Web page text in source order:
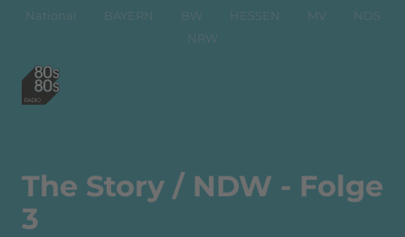
National BAYERN BW HESSEN MV
NDS
NRW
The Story / NDW - Folge
3